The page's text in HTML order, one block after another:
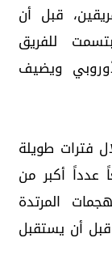
قبل أن
للفريق
ويضيف
فترات طويلة
عدداً أكبر من
المرتدة
أن يستقبل